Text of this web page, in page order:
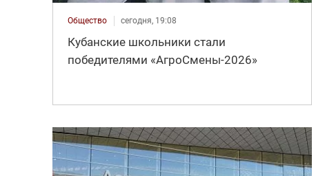
Общество сегодня, 19:08
Кубанские школьники стали
победителями «АгроСмены-2026»